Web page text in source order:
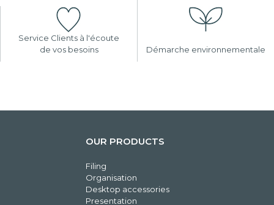
Service Clients à l'écoute
de vos besoins
Démarche environnementale
OUR PRODUCTS
Filing
Organisation
Desktop accessories
Presentation